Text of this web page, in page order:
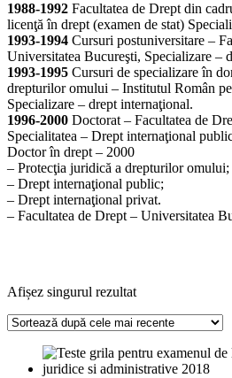
1988-1992 Facultatea de Drept din
licenţă în drept (examen de stat)
1993-1994 Cursuri postuniversitare –
Universitatea Bucureşti, Specializare –
1993-1995 Cursuri de specializare în
drepturilor omului – Institutul Român
Specializare – drept internaţional.
1996-2000 Doctorat – Facultatea de
Specialitatea – Drept internaţional
Doctor în drept – 2000
– Protecţia juridică a drepturilor omului;
– Drept internaţional public;
– Drept internaţional privat.
– Facultatea de Drept – Universitatea
Afișez singurul rezultat